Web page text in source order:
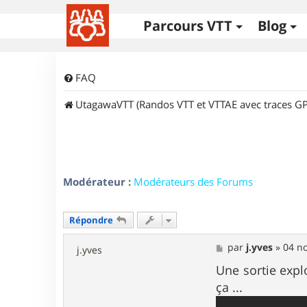
Parcours VTT Blog
FAQ
UtagawaVTT (Randos VTT et VTTAE avec traces
Modérateur : Modérateurs des Forums
Répondre
j.yves
M
e
s
s
a
par j.yves »04
Une sortie
ça ...